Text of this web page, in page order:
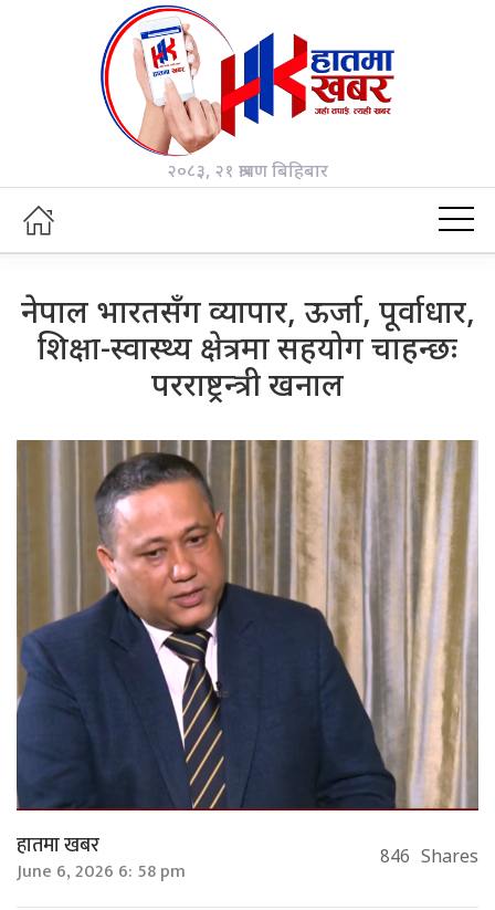
२०८३, २१ श्रावण बिहिबार
नेपाल भारतसँग व्यापार, ऊर्जा, पूर्वाधार,
शिक्षा-स्वास्थ्य क्षेत्रमा सहयोग चाहन्छः
परराष्ट्रन्त्री खनाल
हातमा खबर
June 6, 2026 6: 58 pm 846 Shares